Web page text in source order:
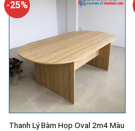
-25%
Thanh Lý Bàm Họp Oval 2m4 Màu